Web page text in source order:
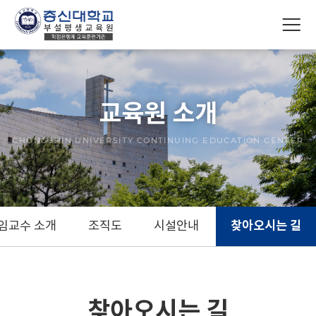
교육원 소개
CHONGSHIN UNIVERSITY CONTINUING EDUCATION CENTER
교수 소개 조직도 시설안내 찾아오시는 길